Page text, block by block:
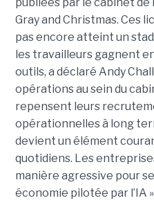
Gray and Christmas. Ces
pas encore atteint un
les travailleurs gagnent
outils, a déclaré Andy
opérations au sein du
repensent leurs
opérationnelles à long
devient un élément
quotidiens. Les
manière agressive pour
économie pilotée par l’IA